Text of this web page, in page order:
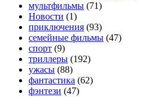
мультфильмы (71)
Новости (1)
приключения (93)
семейные фильмы (47)
спорт (9)
триллеры (192)
ужасы (88)
фантастика (62)
фэнтези (47)